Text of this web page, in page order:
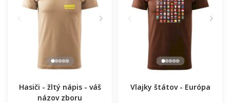
Hasiči - žltý nápis - váš
názov zboru
Vlajky štátov - Európa